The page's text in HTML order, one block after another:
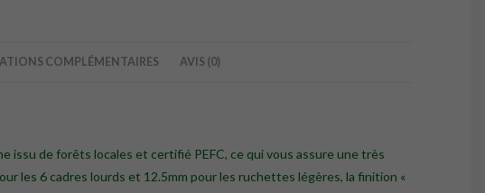
COMPLÉMENTAIRES AVIS (0)
issu de forêts locales et certifié PEFC, ce qui vous assure une très
les 6 cadres lourds et 12.5mm pour les ruchettes légères, la finition «